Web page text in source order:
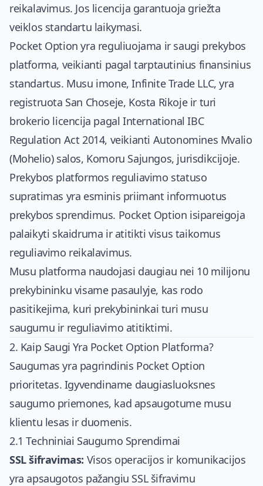
reikalavimus. Jos licencija garantuoja griežta
veiklos standartu laikymasi.
Pocket Option yra reguliuojama ir saugi prekybos
platforma, veikianti pagal tarptautinius finansinius
standartus. Musu imone, Infinite Trade LLC, yra
registruota San Choseje, Kosta Rikoje ir turi
brokerio licencija pagal International IBC
Regulation Act 2014, veikianti Autonomines Mvalio
(Mohelio) salos, Komoru Sajungos, jurisdikcijoje.
Prekybos platformos reguliavimo statuso
supratimas yra esminis priimant informuotus
prekybos sprendimus. Pocket Option isipareigoja
palaikyti skaidruma ir atitikti visus taikomus
reguliavimo reikalavimus.
Musu platforma naudojasi daugiau nei 10 milijonu
prekybininku visame pasaulyje, kas rodo
pasitikejima, kuri prekybininkai turi musu
saugumu ir reguliavimo atitiktimi.
2. Kaip Saugi Yra Pocket Option Platforma?
Saugumas yra pagrindinis Pocket Option
prioritetas. Igyvendiname daugiasluoksnes
saugumo priemones, kad apsaugotume musu
klientu lesas ir duomenis.
2.1 Techniniai Saugumo Sprendimai
SSL šifravimas: Visos operacijos ir komunikacijos
yra apsaugotos pažangiu SSL šifravimu